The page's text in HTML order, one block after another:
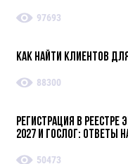
97693
Как найти клиентов
88300
Регистрация в реестре
2027 и ГосЛог: ответы
50473